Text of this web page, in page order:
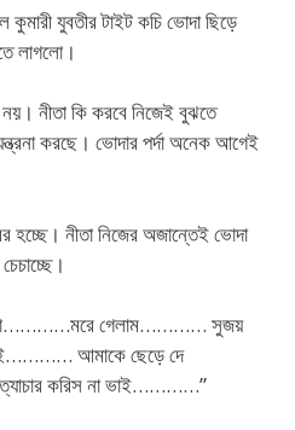
কুমারী যুবতীর টাইট কচি ভোদা ছিড়ে
লাগলো।
নীতা কি করবে নিজেই বুঝতে
করছে। ভোদার পর্দা অনেক আগেই
হচ্ছে। নীতা নিজের অজান্তেই ভোদা
গেলাম………… সুজয়
আমাকে ছেড়ে দে
করিস না ভাই…………”